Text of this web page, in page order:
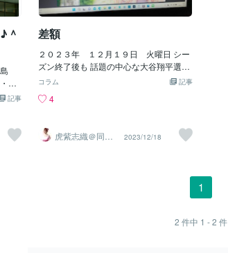
＾
新
島
も
記事
差額
２０２３年 １２月１９日 火曜日 シー
ズン終了後も 話題の中心な大谷翔平選
手。 何といっても 契約金額 １０００億
に受け取ると 球団側の台所が火の車に！
後払い制が活きます。 彼としても お金の
為では無い 「勝つ為。」と 後払い制を提
ど １億円とか １０億円とかになって来る
る 博愛精神が 心の支えであったり 物事
記事
コラム
4
虎紫志織＠同じ
目線の『駆け込
2023/12/18
1
2 件中 1 - 2 件